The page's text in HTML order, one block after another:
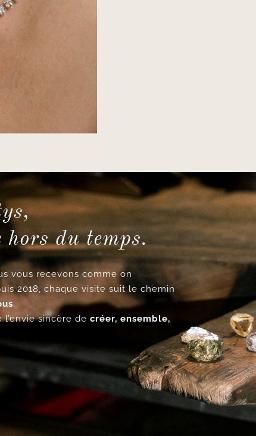
hors du temps.
vous recevons comme on
2018, chaque visite suit le chemin
.
sincère de créer, ensemble,